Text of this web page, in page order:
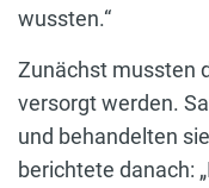
wussten.“
Zunächst mussten
versorgt werden.
und behandelten
berichtete danach: